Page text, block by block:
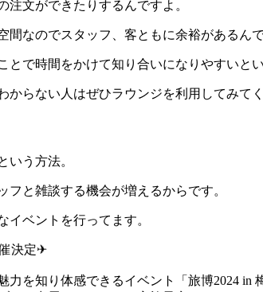
注文ができたりするんですよ。
なのでスタッフ、客ともに余裕があるんで
で時間をかけて知り合いになりやすいとい
らない人はぜひラウンジを利用してみてく
いう方法。
と雑談する機会が増えるからです。
ベントを行ってます。
決定✈​
力を知り体感できるイベント「旅博2024 in